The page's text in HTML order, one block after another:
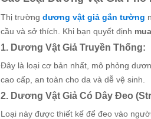
Thị trường dương vật giả gắn tường
cầu và sở thích. Khi bạn quyết định
1. Dương Vật Giả Truyền Thống:
Đây là loại cơ bản nhất, mô phỏng
cao cấp, an toàn cho da và dễ vệ sinh.
2. Dương Vật Giả Có Dây Đeo
Loại này được thiết kế để đeo vào